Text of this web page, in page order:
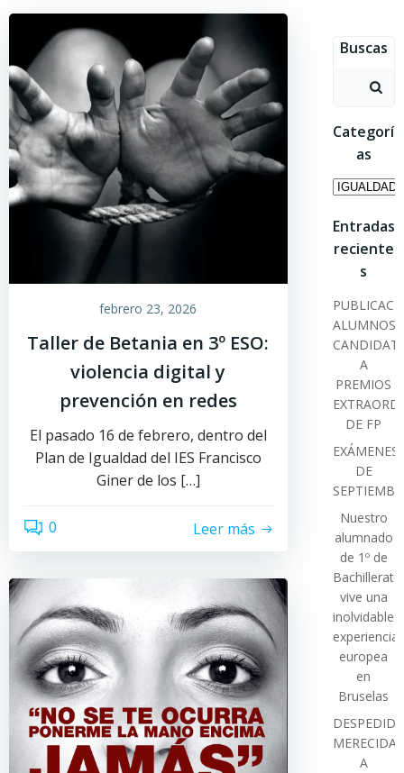
Saltar
al
contenido
febrero 23, 2026
Taller de Betania en 3º ESO:
violencia digital y
prevención en redes
El pasado 16 de febrero, dentro del
Plan de Igualdad del IES Francisco
Giner de los […]
0 Leer más
Buscas
Buscar:
Categorí
as
Entradas
reciente
s
ALUMNOS
A
PREMIOS
DE FP
EXÁMENES
DE
Nuestro
alumnado
de 1º de
Bachillerato
vive una
inolvidable
experiencia
europea
en
Bruselas
DESPEDIDA
MERECIDA
A